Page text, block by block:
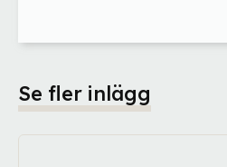
Se fler inlägg